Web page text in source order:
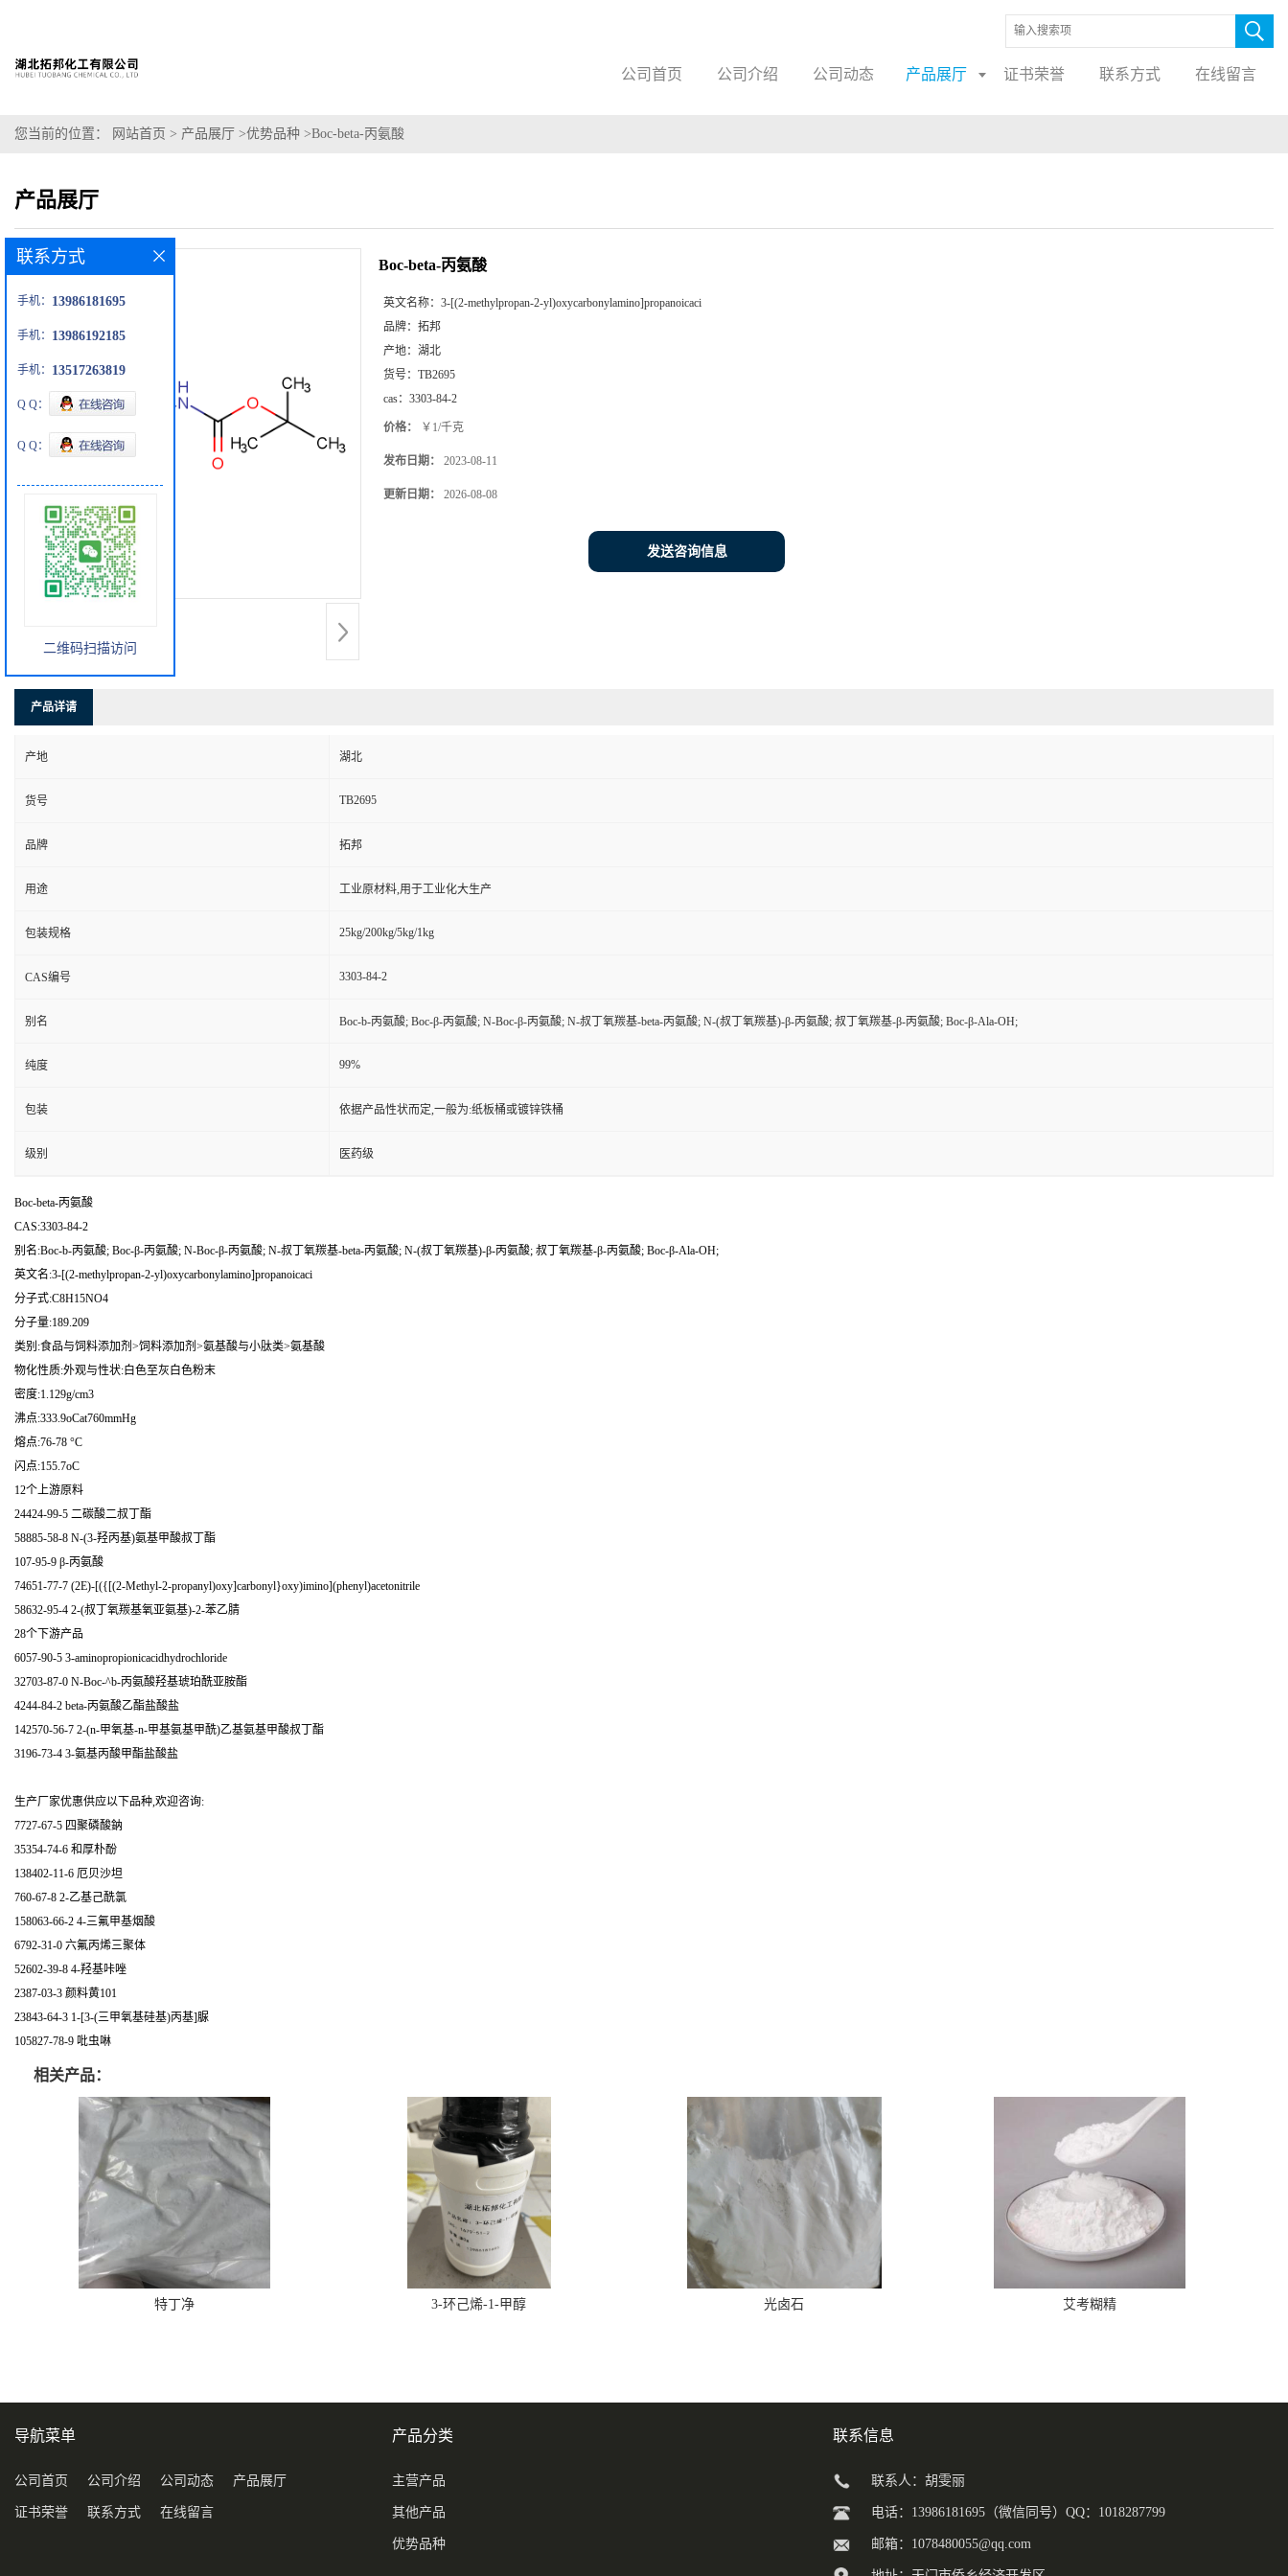
公司首页 公司介绍 公司动态 产品展厅 证书荣誉 联系方式 在线留言
您当前的位置： 网站首页 > 产品展厅 >优势品种 >Boc-beta-丙氨酸
产品展厅
Boc-beta-丙氨酸
英文名称： 3-[(2-methylpropan-2-yl)oxycarbonylamino]propanoicaci
品牌： 拓邦
产地： 湖北
货号： TB2695
cas： 3303-84-2
价格： ￥1/千克
发布日期： 2023-08-11
更新日期： 2026-08-08
发送咨询信息
产品详请
产地 湖北
货号 TB2695
品牌 拓邦
用途 工业原材料,用于工业化大生产
包装规格 25kg/200kg/5kg/1kg
CAS编号 3303-84-2
别名 Boc-b-丙氨酸; Boc-β-丙氨酸; N-Boc-β-丙氨酸; N-叔丁氧羰基-beta-丙氨酸; N-(叔丁氧羰基)-β-丙氨酸; 叔丁氧羰基-β-丙氨酸; Boc-β-Ala-OH;
纯度 99%
包装 依据产品性状而定,一般为:纸板桶或镀锌铁桶
级别 医药级
Boc-beta-丙氨酸
CAS:3303-84-2
别名:Boc-b-丙氨酸; Boc-β-丙氨酸; N-Boc-β-丙氨酸; N-叔丁氧羰基-beta-丙氨酸; N-(叔丁氧羰基)-β-丙氨酸; 叔丁氧羰基-β-丙氨酸; Boc-β-Ala-OH;
英文名:3-[(2-methylpropan-2-yl)oxycarbonylamino]propanoicaci
分子式:C8H15NO4
分子量:189.209
类别:食品与饲料添加剂>饲料添加剂>氨基酸与小肽类>氨基酸
物化性质:外观与性状:白色至灰白色粉末
密度:1.129g/cm3
沸点:333.9oCat760mmHg
熔点:76-78 °C
闪点:155.7oC
12个上游原料
24424-99-5 二碳酸二叔丁酯
58885-58-8 N-(3-羟丙基)氨基甲酸叔丁酯
107-95-9 β-丙氨酸
74651-77-7 (2E)-[({[(2-Methyl-2-propanyl)oxy]carbonyl}oxy)imino](phenyl)acetonitrile
58632-95-4 2-(叔丁氧羰基氧亚氨基)-2-苯乙腈
28个下游产品
6057-90-5 3-aminopropionicacidhydrochloride
32703-87-0 N-Boc-^b-丙氨酸羟基琥珀酰亚胺酯
4244-84-2 beta-丙氨酸乙酯盐酸盐
142570-56-7 2-(n-甲氧基-n-甲基氨基甲酰)乙基氨基甲酸叔丁酯
3196-73-4 3-氨基丙酸甲酯盐酸盐
生产厂家优惠供应以下品种,欢迎咨询:
7727-67-5 四聚磷酸鈉
35354-74-6 和厚朴酚
138402-11-6 厄贝沙坦
760-67-8 2-乙基己酰氯
158063-66-2 4-三氟甲基烟酸
6792-31-0 六氟丙烯三聚体
52602-39-8 4-羟基咔唑
2387-03-3 颜料黄101
23843-64-3 1-[3-(三甲氧基硅基)丙基]脲
105827-78-9 吡虫啉
相关产品：
特丁净 3-环己烯-1-甲醇 光卤石 艾考糊精
联系方式
手机： 13986181695
手机： 13986192185
手机： 13517263819
Q Q：
Q Q：
二维码扫描访问
导航菜单
公司首页 公司介绍 公司动态 产品展厅
证书荣誉 联系方式 在线留言
产品分类
主营产品
其他产品
优势品种
联系信息
联系人：胡雯丽
电话：13986181695（微信同号）QQ：1018287799
邮箱： 1078480055@qq.com